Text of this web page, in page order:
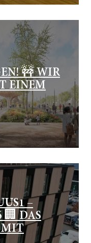
🚧 WIR
EINEM
–
🏢 DAS
MIT